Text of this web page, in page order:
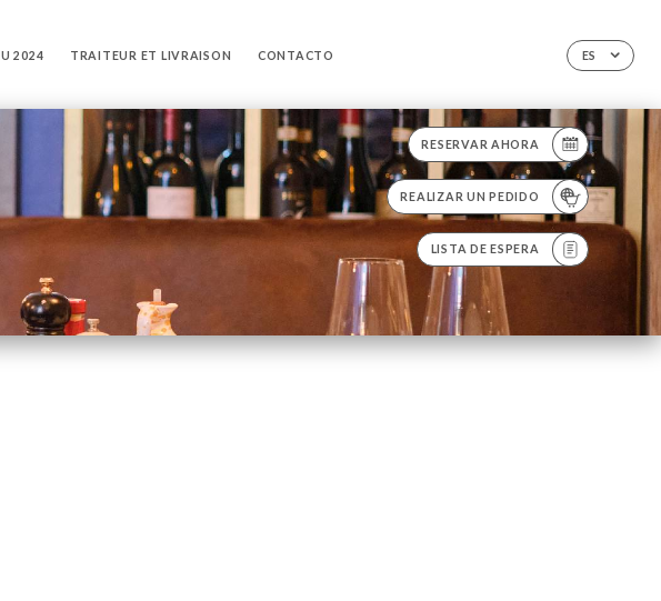
ES
2024 TRAITEUR ET LIVRAISON CONTACTO
RESERVAR AHORA
REALIZAR UN PEDIDO
LISTA DE ESPERA